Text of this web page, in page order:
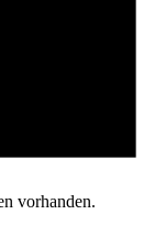
vorhanden.